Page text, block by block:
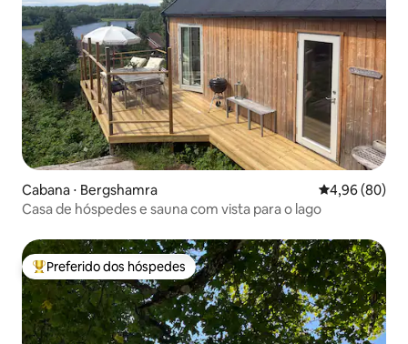
Cabana ⋅ Bergshamra 4,96 de uma
4,96 (80)
Casa de hóspedes e sauna com vista para o lago
Entre os melhores preferidos dos hóspedes
Preferido dos hóspedes